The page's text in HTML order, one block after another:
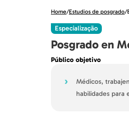
Home/Estudios de posgrado/
Especialização
Posgrado en
Público objetivo
›
Médicos,
habilidades para